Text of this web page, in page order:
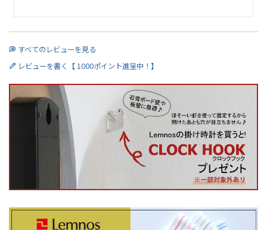
すべてのレビューを見る
レビューを書く【 1000ポイント進呈中！】